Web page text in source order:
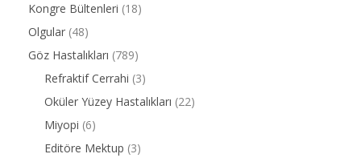
Kongre Bültenleri (18)
Olgular (48)
Göz Hastalıkları (789)
Refraktif Cerrahi (3)
Oküler Yüzey Hastalıkları (22)
Miyopi (6)
Editöre Mektup (3)